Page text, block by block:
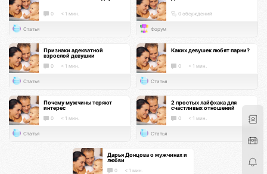
0 < 1 мин.
Статья
0 обсуждений
Форум
Признаки адекватной
взрослой девушки
0 < 1 мин.
Статья
Каких девушек любят парни?
0 < 1 мин.
Статья
Почему мужчины теряют
интерес
0 < 1 мин.
Статья
2 простых лайфхака для
счастливых отношений
0 < 1 мин.
Статья
Дарья Донцова о мужчинах и
любви
0 < 1 мин.